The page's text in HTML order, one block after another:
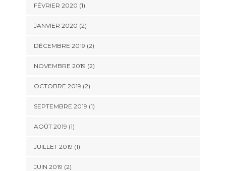
FÉVRIER 2020 (1)
JANVIER 2020 (2)
DÉCEMBRE 2019 (2)
NOVEMBRE 2019 (2)
OCTOBRE 2019 (2)
SEPTEMBRE 2019 (1)
AOÛT 2019 (1)
JUILLET 2019 (1)
JUIN 2019 (2)